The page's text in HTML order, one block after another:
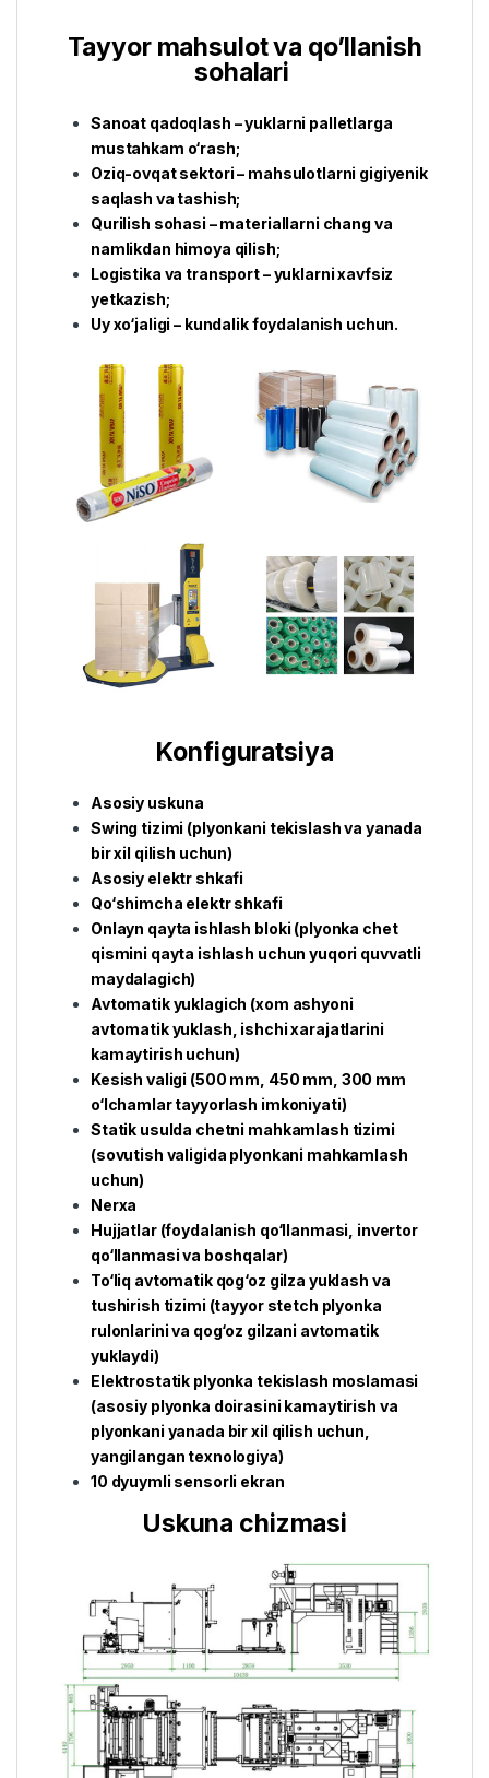
Tayyor mahsulot va qo’llanish
sohalari
Sanoat qadoqlash – yuklarni palletlarga
mustahkam o‘rash;
Oziq-ovqat sektori – mahsulotlarni gigiyenik
saqlash va tashish;
Qurilish sohasi – materiallarni chang va
namlikdan himoya qilish;
Logistika va transport – yuklarni xavfsiz
yetkazish;
Uy xo‘jaligi – kundalik foydalanish uchun.
Konfiguratsiya
Asosiy uskuna
Swing tizimi (plyonkani tekislash va yanada
bir xil qilish uchun)
Asosiy elektr shkafi
Qo‘shimcha elektr shkafi
Onlayn qayta ishlash bloki (plyonka chet
qismini qayta ishlash uchun yuqori quvvatli
maydalagich)
Avtomatik yuklagich (xom ashyoni
avtomatik yuklash, ishchi xarajatlarini
kamaytirish uchun)
Kesish valigi (500 mm, 450 mm, 300 mm
o‘lchamlar tayyorlash imkoniyati)
Statik usulda chetni mahkamlash tizimi
(sovutish valigida plyonkani mahkamlash
uchun)
Nerxa
Hujjatlar (foydalanish qo‘llanmasi, invertor
qo‘llanmasi va boshqalar)
To‘liq avtomatik qog‘oz gilza yuklash va
tushirish tizimi (tayyor stetch plyonka
rulonlarini va qog‘oz gilzani avtomatik
yuklaydi)
Elektrostatik plyonka tekislash moslamasi
(asosiy plyonka doirasini kamaytirish va
plyonkani yanada bir xil qilish uchun,
yangilangan texnologiya)
10 dyuymli sensorli ekran
Uskuna chizmasi